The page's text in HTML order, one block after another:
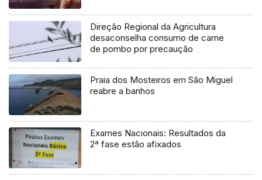
Direção Regional da Agricultura
desaconselha consumo de carne
de pombo por precaução
Praia dos Mosteiros em São Miguel
reabre a banhos
Exames Nacionais: Resultados da
2ª fase estão afixados